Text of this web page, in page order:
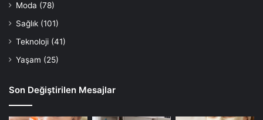
Moda (78)
Sağlık (101)
Teknoloji (41)
Yaşam (25)
Son Değiştirilen Mesajlar